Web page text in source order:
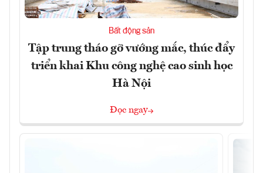
Bất động sản
Tập trung tháo gỡ vướng mắc, thúc đẩy
triển khai Khu công nghệ cao sinh học
Hà Nội
Đọc ngay